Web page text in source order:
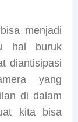
menjadi
hal buruk
diantisipasi
yang
di dalam
kita bisa